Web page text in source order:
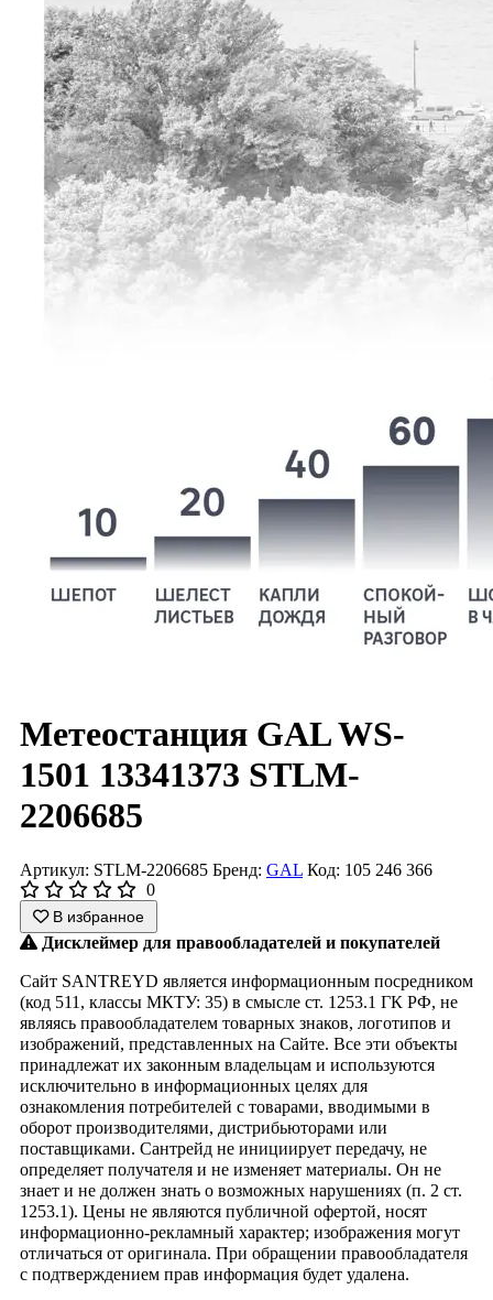
Метеостанция GAL WS-
1501 13341373 STLM-
2206685
Артикул: STLM-2206685 Бренд: GAL Код: 105 246 366
0
В избранное
Дисклеймер для правообладателей и покупателей
Сайт SANTREYD является информационным посредником
(код 511, классы МКТУ: 35) в смысле ст. 1253.1 ГК РФ, не
являясь правообладателем товарных знаков, логотипов и
изображений, представленных на Сайте. Все эти объекты
принадлежат их законным владельцам и используются
исключительно в информационных целях для
ознакомления потребителей с товарами, вводимыми в
оборот производителями, дистрибьюторами или
поставщиками. Сантрейд не инициирует передачу, не
определяет получателя и не изменяет материалы. Он не
знает и не должен знать о возможных нарушениях (п. 2 ст.
1253.1). Цены не являются публичной офертой, носят
информационно-рекламный характер; изображения могут
отличаться от оригинала. При обращении правообладателя
с подтверждением прав информация будет удалена.